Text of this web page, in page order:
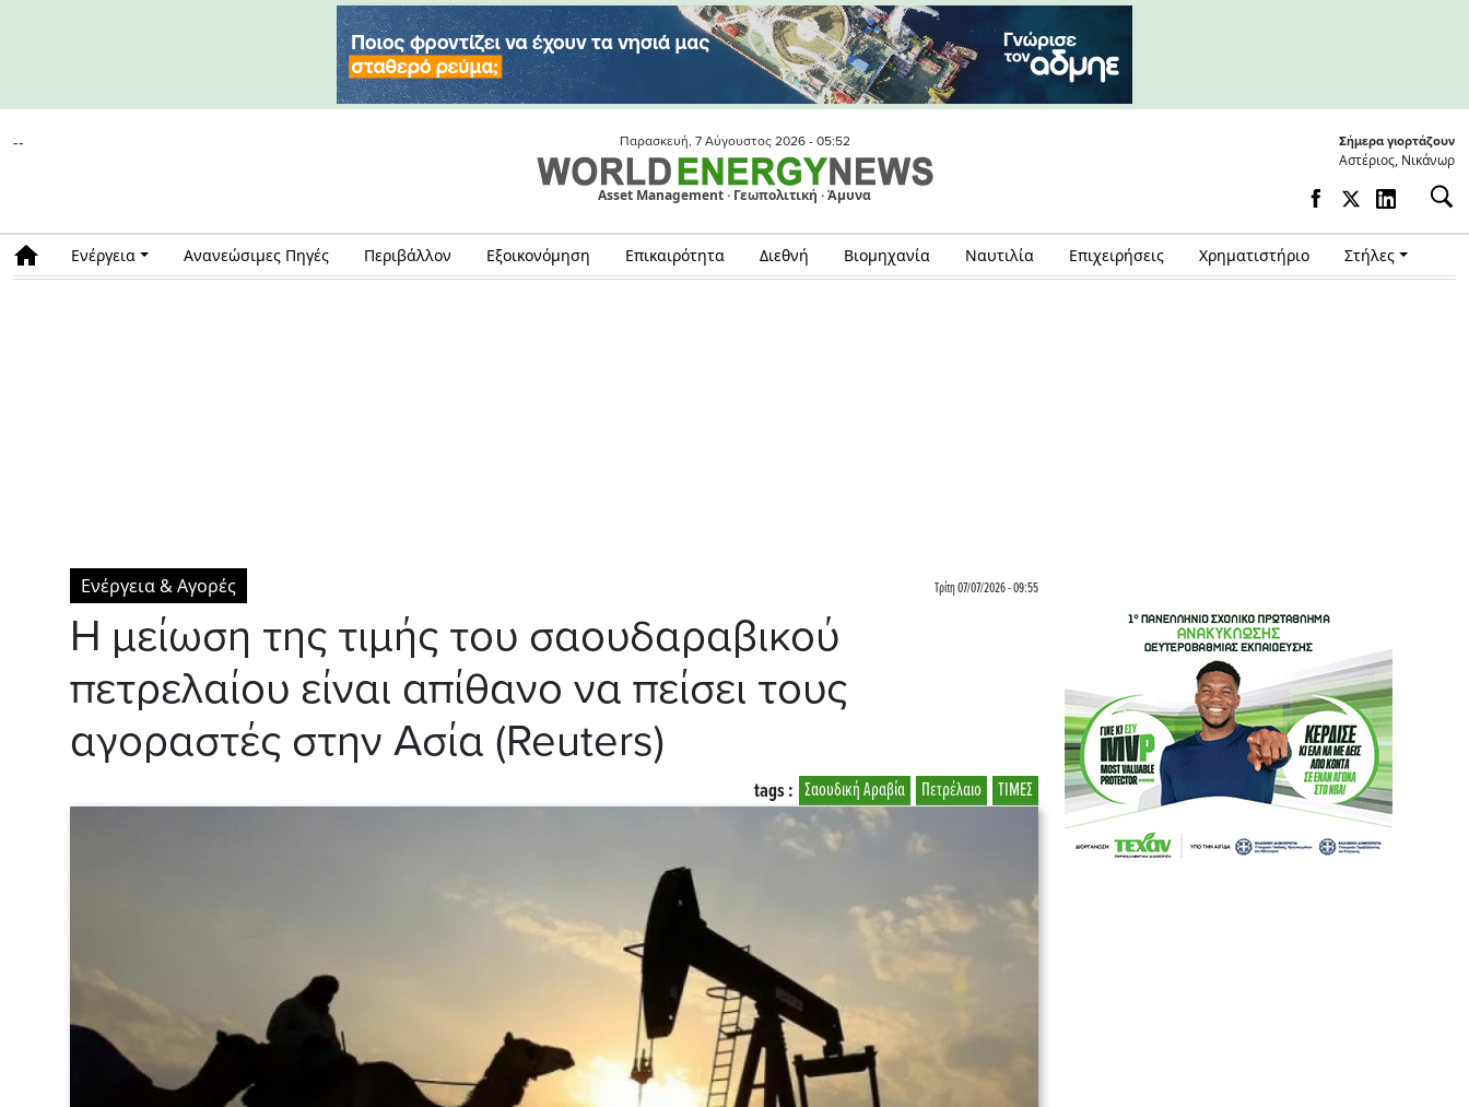
-- Παρασκευή, 7 Αύγουστος 2026 - 05:52
Asset Management · Γεωπολιτική · Άμυνα
Σήμερα γιορτάζουν
Αστέριος, Νικάνωρ
Ενέργεια Ανανεώσιμες Πηγές Περιβάλλον Εξοικονόμηση Επικαιρότητα Διεθνή Βιομηχανία Ναυτιλία Επιχειρήσεις Χρηματιστήριο Στήλες
Ενέργεια & Αγορές Τρίτη 07/07/2026 - 09:55
Η μείωση της τιμής του σαουδαραβικού
πετρελαίου είναι απίθανο να πείσει τους
αγοραστές στην Ασία (Reuters)
ΤΙΜΕΣ
Πετρέλαιο
Σαουδική Αραβία
tags :